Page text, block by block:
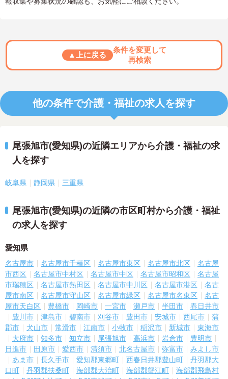
▲上に戻る
条件を変更して
再検索
他の条件で介護・福祉の求人を探す
尾張旭市(愛知県)の近隣エリアから介護・福祉の求
人を探す
岐阜県 静岡県 三重県
尾張旭市(愛知県)の近隣の市区町村から介護・福祉
の求人を探す
愛知県
名古屋市 名古屋市千種区 名古屋市東区 名古屋市北区
名古屋
市西区
名古屋市中村区 名古屋市中区 名古屋市昭和区
名古屋
市瑞穂区
名古屋市熱田区 名古屋市中川区 名古屋市港区
名古
屋市南区
名古屋市守山区 名古屋市緑区 名古屋市名東区
名古
屋市天白区
豊橋市 岡崎市 一宮市 瀬戸市 半田市
春日井市
豊川市
津島市 碧南市 刈谷市 豊田市 安城市 西尾市
蒲
郡市
犬山市 常滑市 江南市 小牧市 稲沢市 新城市
東海市
大府市
知多市 知立市 尾張旭市 高浜市 岩倉市
豊明市
日進市
田原市 愛西市 清須市 北名古屋市 弥富市
みよし市
あま市
長久手市 愛知郡東郷町 西春日井郡豊山町
丹羽郡大
口町
丹羽郡扶桑町 海部郡大治町 海部郡蟹江町
海部郡飛島村